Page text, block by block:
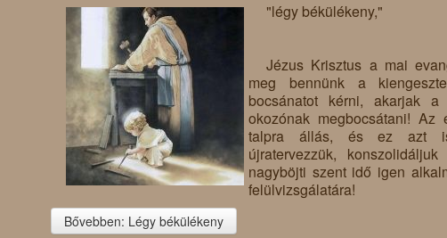
"légy békülékeny,"
Jézus Krisztus a mai
meg bennünk a
bocsánatot kérni, akarjak a
okozónak megbocsátani! Az
talpra állás, és ez azt is
újratervezzük,
nagyböjti szent idő igen
felülvizsgálatára!
Bővebben: Légy békülékeny